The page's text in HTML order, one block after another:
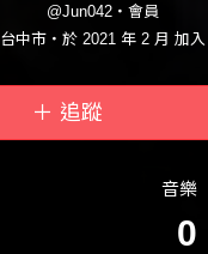
@Jun042・會員
台中市・於 2021 年 2 月 加入
＋ 追蹤
音樂
0